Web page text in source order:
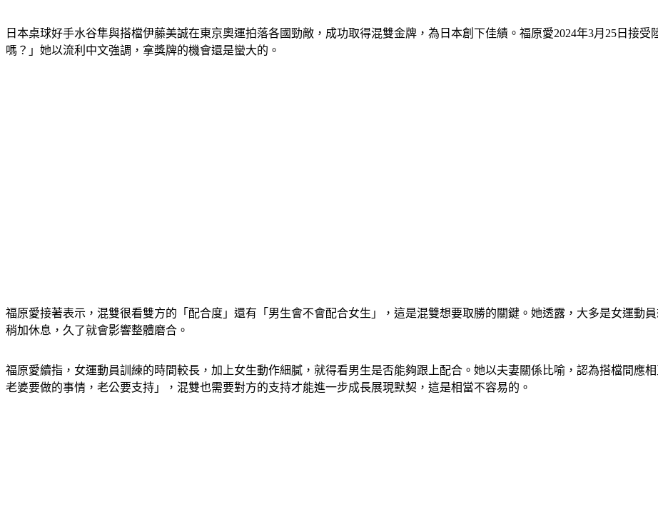
日本桌球好手水谷隼與搭檔伊藤美誠在東京奧運拍落各國勁敵，成功取得混雙金牌，為日本創下佳績。福原愛2024年3月25日接受
嗎？」她以流利中文強調，拿獎牌的機會還是蠻大的。
福原愛接著表示，混雙很看雙方的「配合度」還有「男生會不會配合女生」，這是混雙想要取勝的關鍵。她透露，大多是女運動
稍加休息，久了就會影響整體磨合。
福原愛續指，女運動員訓練的時間較長，加上女生動作細膩，就得看男生是否能夠跟上配合。她以夫妻關係比喻，認為搭檔間應
老婆要做的事情，老公要支持」，混雙也需要對方的支持才能進一步成長展現默契，這是相當不容易的。